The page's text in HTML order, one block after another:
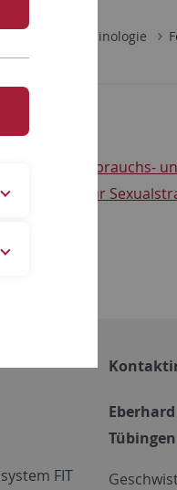
Institut für Kriminologie
Missbrauchs-
für
FIT
Tübingen